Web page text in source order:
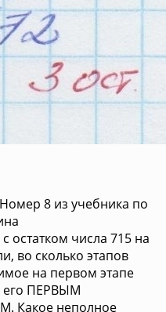
8 из учебника по
остатком числа 715 на
во сколько этапов
на первом этапе
его ПЕРВЫМ
неполное